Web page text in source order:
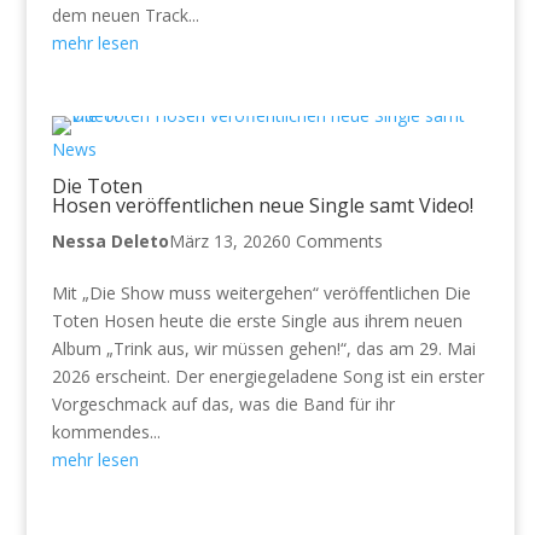
dem neuen Track...
mehr lesen
News
Die Toten
Hosen veröffentlichen neue Single samt Video!
Nessa DeletoMärz 13, 20260 Comments
Mit „Die Show muss weitergehen“ veröffentlichen Die
Toten Hosen heute die erste Single aus ihrem neuen
Album „Trink aus, wir müssen gehen!“, das am 29. Mai
2026 erscheint. Der energiegeladene Song ist ein erster
Vorgeschmack auf das, was die Band für ihr
kommendes...
mehr lesen